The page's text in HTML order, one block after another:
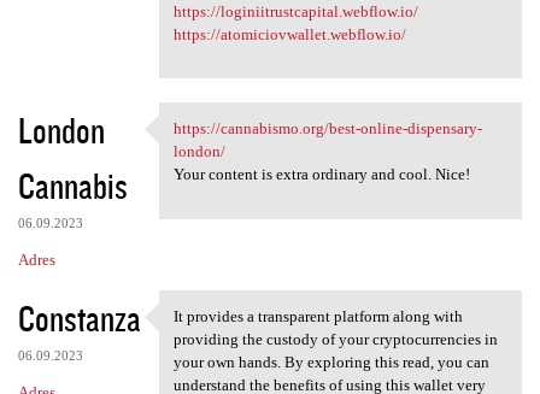
https://loginiitrustcapital.webflow.io/
https://atomiciovwallet.webflow.io/
London
Cannabis
06.09.2023
Adres
https://cannabismo.org/best
https://cannabismo.org/best-online-dispensary-
london/
Your content is extra ordinary and cool. Nice!
Constanza
06.09.2023
It provides a transparent
It provides a transparent platform along with
providing the custody of your cryptocurrencies in
your own hands. By exploring this read, you can
understand the benefits of using this wallet very